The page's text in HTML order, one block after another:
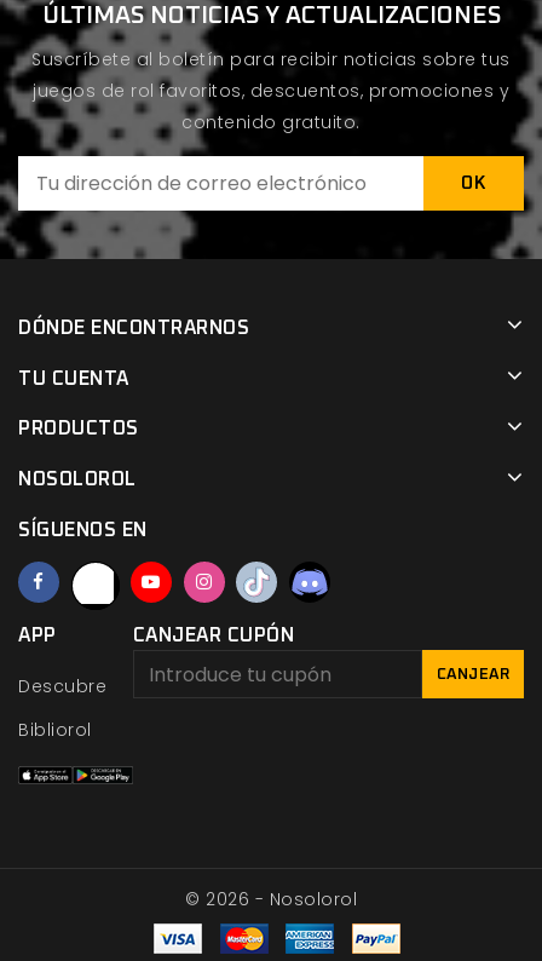
ÚLTIMAS NOTICIAS Y ACTUALIZACIONES
Suscríbete al boletín para recibir noticias sobre tus
juegos de rol favoritos, descuentos, promociones y
contenido gratuito.
DÓNDE ENCONTRARNOS
TU CUENTA
PRODUCTOS
NOSOLOROL
SÍGUENOS EN
APP
Descubre
Bibliorol
CANJEAR CUPÓN
CANJEAR
© 2026 - Nosolorol